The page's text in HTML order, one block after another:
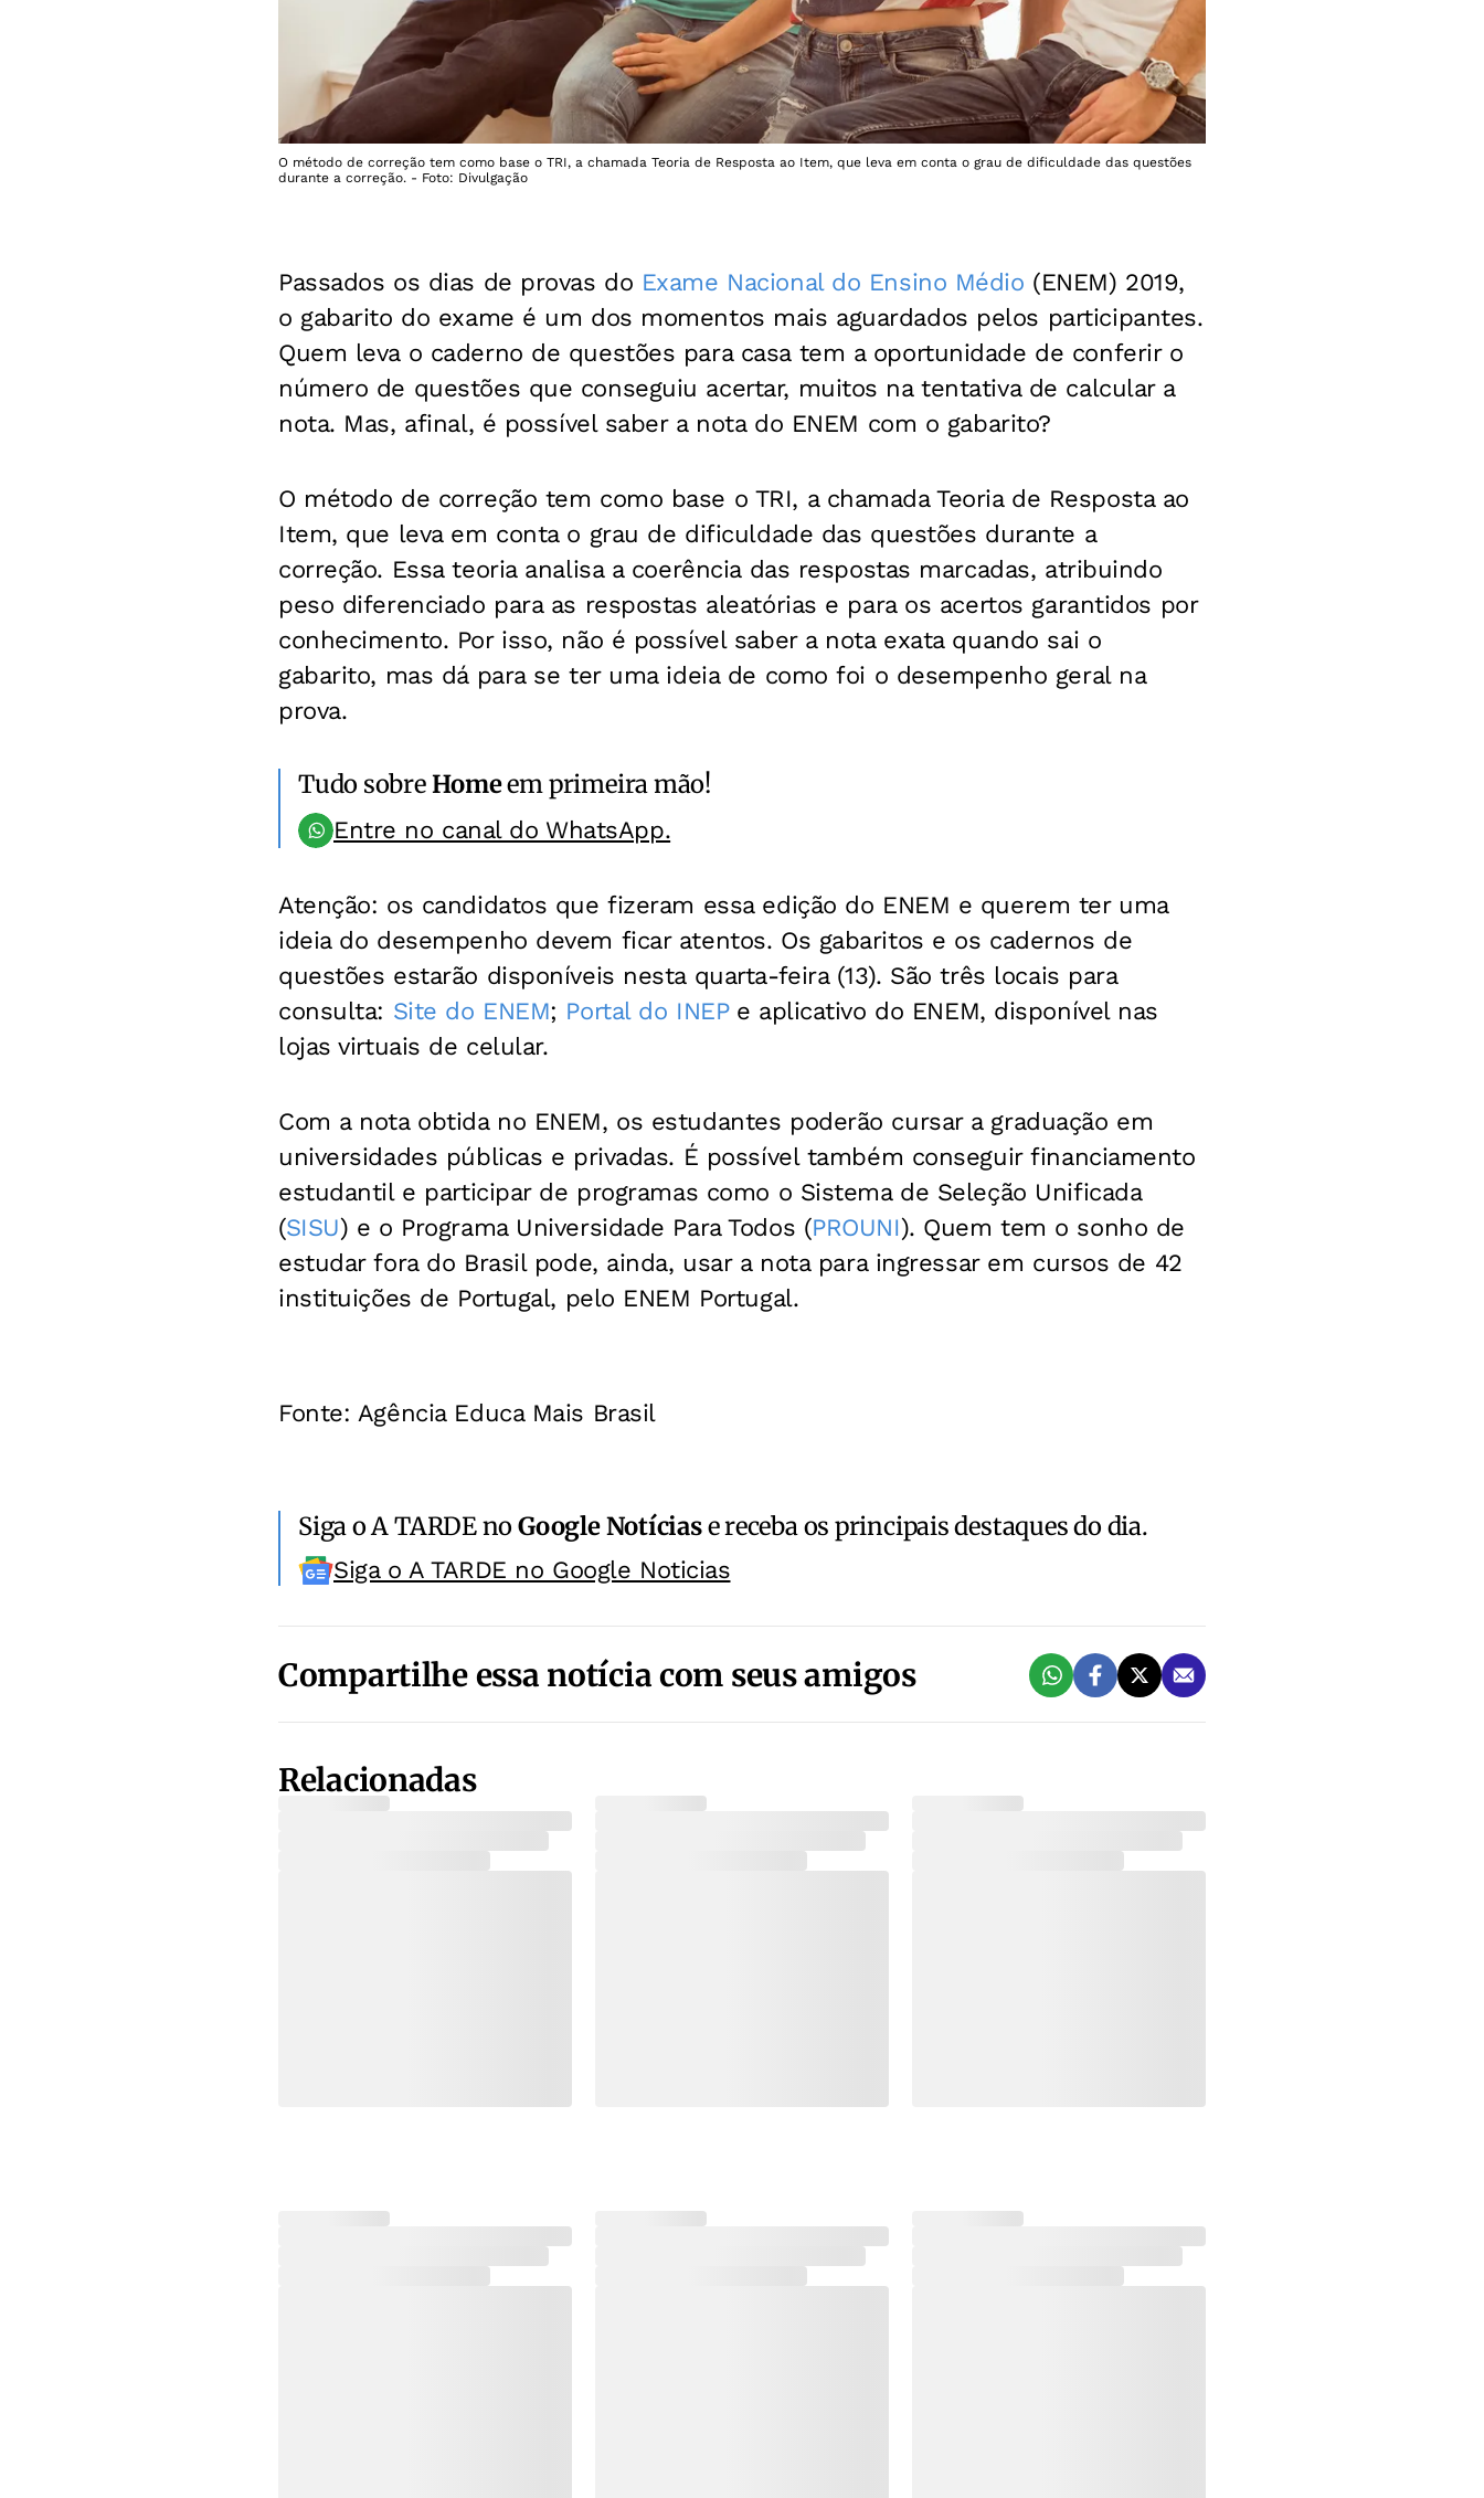
O método de correção tem como base o TRI, a chamada Teoria de Resposta ao Item, que leva em conta o grau de dificuldade das questões
durante a correção. - Foto: Divulgação
Passados os dias de provas do Exame Nacional do Ensino Médio (ENEM) 2019,
o gabarito do exame é um dos momentos mais aguardados pelos participantes.
Quem leva o caderno de questões para casa tem a oportunidade de conferir o
número de questões que conseguiu acertar, muitos na tentativa de calcular a
nota. Mas, afinal, é possível saber a nota do ENEM com o gabarito?
O método de correção tem como base o TRI, a chamada Teoria de Resposta ao
Item, que leva em conta o grau de dificuldade das questões durante a
correção. Essa teoria analisa a coerência das respostas marcadas, atribuindo
peso diferenciado para as respostas aleatórias e para os acertos garantidos por
conhecimento. Por isso, não é possível saber a nota exata quando sai o
gabarito, mas dá para se ter uma ideia de como foi o desempenho geral na
prova.
Tudo sobreHomeem primeira mão!
Entre no canal do WhatsApp.
Atenção: os candidatos que fizeram essa edição do ENEM e querem ter uma
ideia do desempenho devem ficar atentos. Os gabaritos e os cadernos de
questões estarão disponíveis nesta quarta-feira (13). São três locais para
consulta: Site do ENEM; Portal do INEPe aplicativo do ENEM, disponível nas
lojas virtuais de celular.
Com a nota obtida no ENEM, os estudantes poderão cursar a graduação em
universidades públicas e privadas. É possível também conseguir financiamento
estudantil e participar de programas como o Sistema de Seleção Unificada
(SISU) e o Programa Universidade Para Todos (PROUNI). Quem tem o sonho de
estudar fora do Brasil pode, ainda, usar a nota para ingressar em cursos de 42
instituições de Portugal, pelo ENEM Portugal.
Fonte: Agência Educa Mais Brasil
Siga o A TARDE noGoogle Notíciase receba os principais destaques do dia.
Siga o A TARDE no Google Noticias
Compartilhe essa notícia com seus amigos
Relacionadas